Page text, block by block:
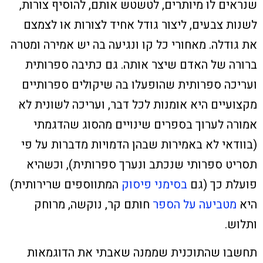
שנראים לו מיותרים, לטשטש אותם, להוסיף צורות,
לשנות צבעים, ליצור גודל אחיד לצורות או לצמצם
את גודלה. מאחורי כל קו ונגיעה בה יש אמירה ומטרה
ברורה של האדם שיצר אותה. גם כתיבה ספרותית
ועריכה ספרותית שהופעלו בה שיקולים ספרותיים
מקצועיים היא אומנות לכל דבר, ועריכה לשונית לא
אמורה לערוך בספרים שינויים מהסוג שהדגמתי
(בוודאי לא באמירות שבהן הדמויות מדברות על פי
תסריט ספרותי שנכתב ונערך ספרותית), וכשהיא
פועלת כך (גם בסימני פיסוק המתווספים שרירותית)
היא מטביעה על הספר חותם קר, נוקשה, מרוחק
ותלוש.
תחשבו שהתוכנית שממנה שאבתי את הדוגמאות